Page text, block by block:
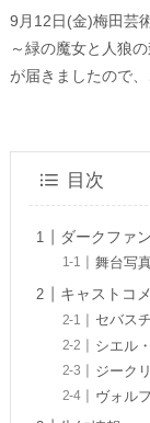
9月12日(金)梅田芸
～緑の魔女と人狼
が届きましたので、
目次
ダークファ
舞台写
キャストコ
セバス
シエル
ジーク
ヴォル